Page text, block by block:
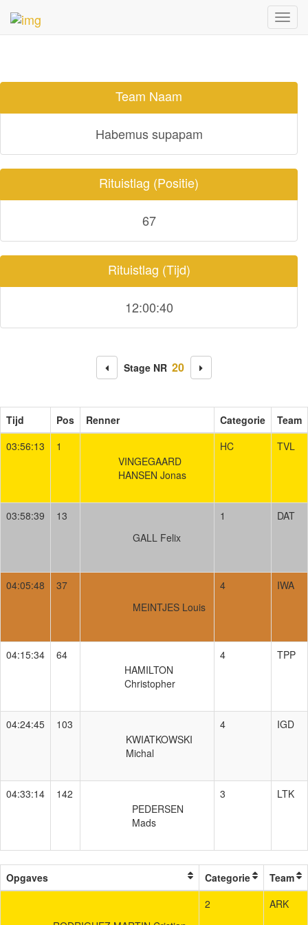
TEAM DETAILS
Team Naam
Habemus supapam
Rituistlag (Positie)
67
Rituistlag (Tijd)
12:00:40
Stage NR 20
Tijd Pos Renner Categorie
Team
03:56:13
1
VINGEGAARD
HANSEN Jonas
HC TVL
03:58:39
13
GALL Felix
1 DAT
04:05:48
37
MEINTJES Louis
4 IWA
04:15:34
64
HAMILTON
Christopher
4 TPP
04:24:45
103
KWIATKOWSKI
Michal
4 IGD
04:33:14
142
PEDERSEN
Mads
3 LTK
Opgaves Categorie Team
2 ARK